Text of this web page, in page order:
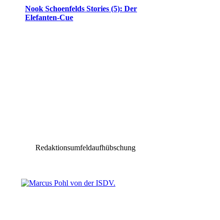
Nook Schoenfelds Stories (5): Der
Elefanten-Cue
Redaktionsumfeldaufhübschung